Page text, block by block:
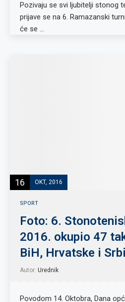
Pozivaju se svi ljubitelji stonog
prijave se na 6. Ramazanski
će se …
16 OKT, 2016
SPORT
Foto: 6.
2016. okupio 47
BiH, Hrvatske i
Autor: Urednik
Povodom 14. Oktobra, Dana